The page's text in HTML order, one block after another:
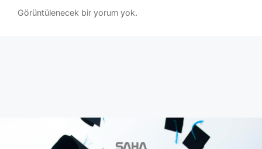
Görüntülenecek bir yorum yok.